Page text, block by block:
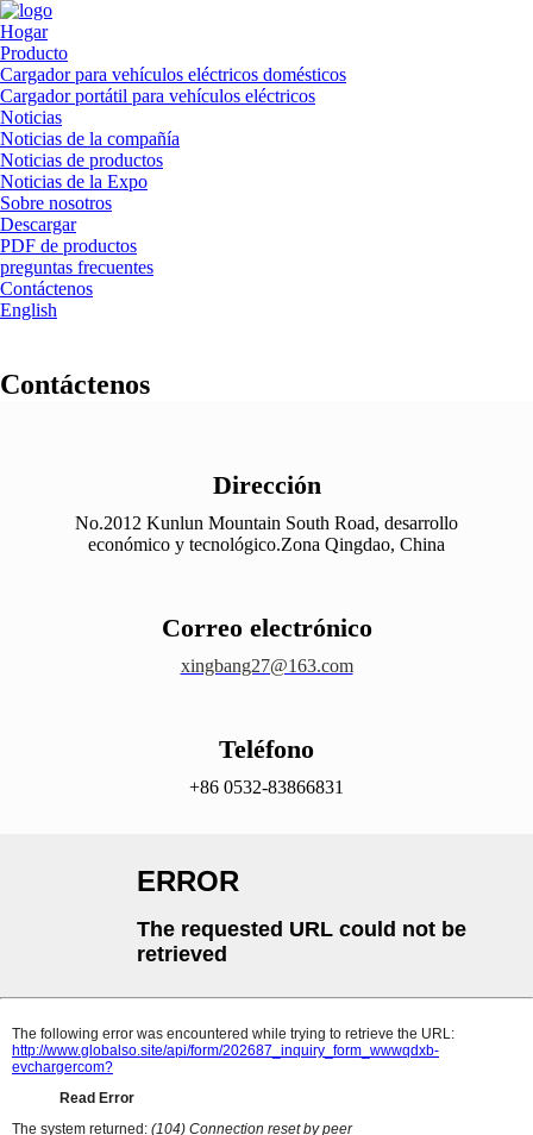
Hogar
Producto
Cargador para vehículos eléctricos domésticos
Cargador portátil para vehículos eléctricos
Noticias
Noticias de la compañía
Noticias de productos
Noticias de la Expo
Sobre nosotros
Descargar
PDF de productos
preguntas frecuentes
Contáctenos
English
Contáctenos
Dirección
No.2012 Kunlun Mountain South Road, desarrollo
económico y tecnológico.Zona Qingdao, China
Correo electrónico
xingbang27@163.com
Teléfono
+86 0532-83866831